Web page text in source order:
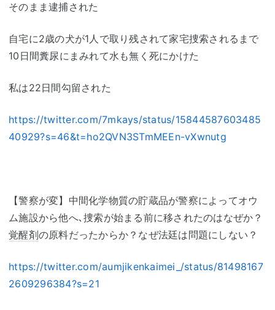
そのまま逮捕された
自宅に2歳の犬が1人で取り残されて家宅捜索されるまで
10日間糞尿にまみれて水も無く死にかけた
私は22日間勾留された
https://twitter.com/7mkays/status/15844587603485
40929?s=46&t=ho2QVN3STmMEEn-vXwnutg
【警察が変】中間化学物質の貯蔵品が警察によってオウ
ム施設から他へ､捜索が始まる前に移されたのはなぜか？
覚醒剤の原料だったからか？なぜ法廷は問題にしない？
https://twitter.com/aumjikenkaimei_/status/81498167
2609296384?s=21